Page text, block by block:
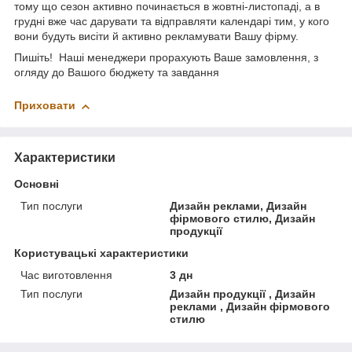
тому що сезон активно починається в жовтні-листопаді, а в
грудні вже час дарувати та відправляти календарі тим, у кого
вони будуть висіти й активно рекламувати Вашу фірму.
Пишіть! Наші менеджери прорахують Ваше замовлення, з
огляду до Вашого бюджету та завдання
Приховати
Характеристики
Основні
Тип послуги
Дизайн реклами, Дизайн
фірмового стилю, Дизайн
продукції
Користувацькі характеристики
Час виготовлення
3 дн
Тип послуги
Дизайн продукції , Дизайн
реклами , Дизайн фірмового
стилю